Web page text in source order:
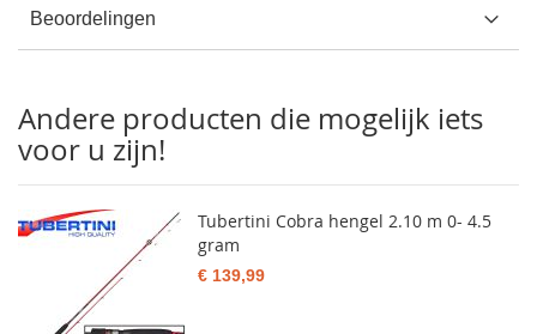
Beoordelingen
Andere producten die mogelijk iets
voor u zijn!
Tubertini Cobra hengel 2.10 m 0- 4.5
gram
€ 139,99